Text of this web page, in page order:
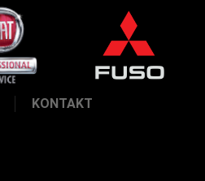
KONTAKT